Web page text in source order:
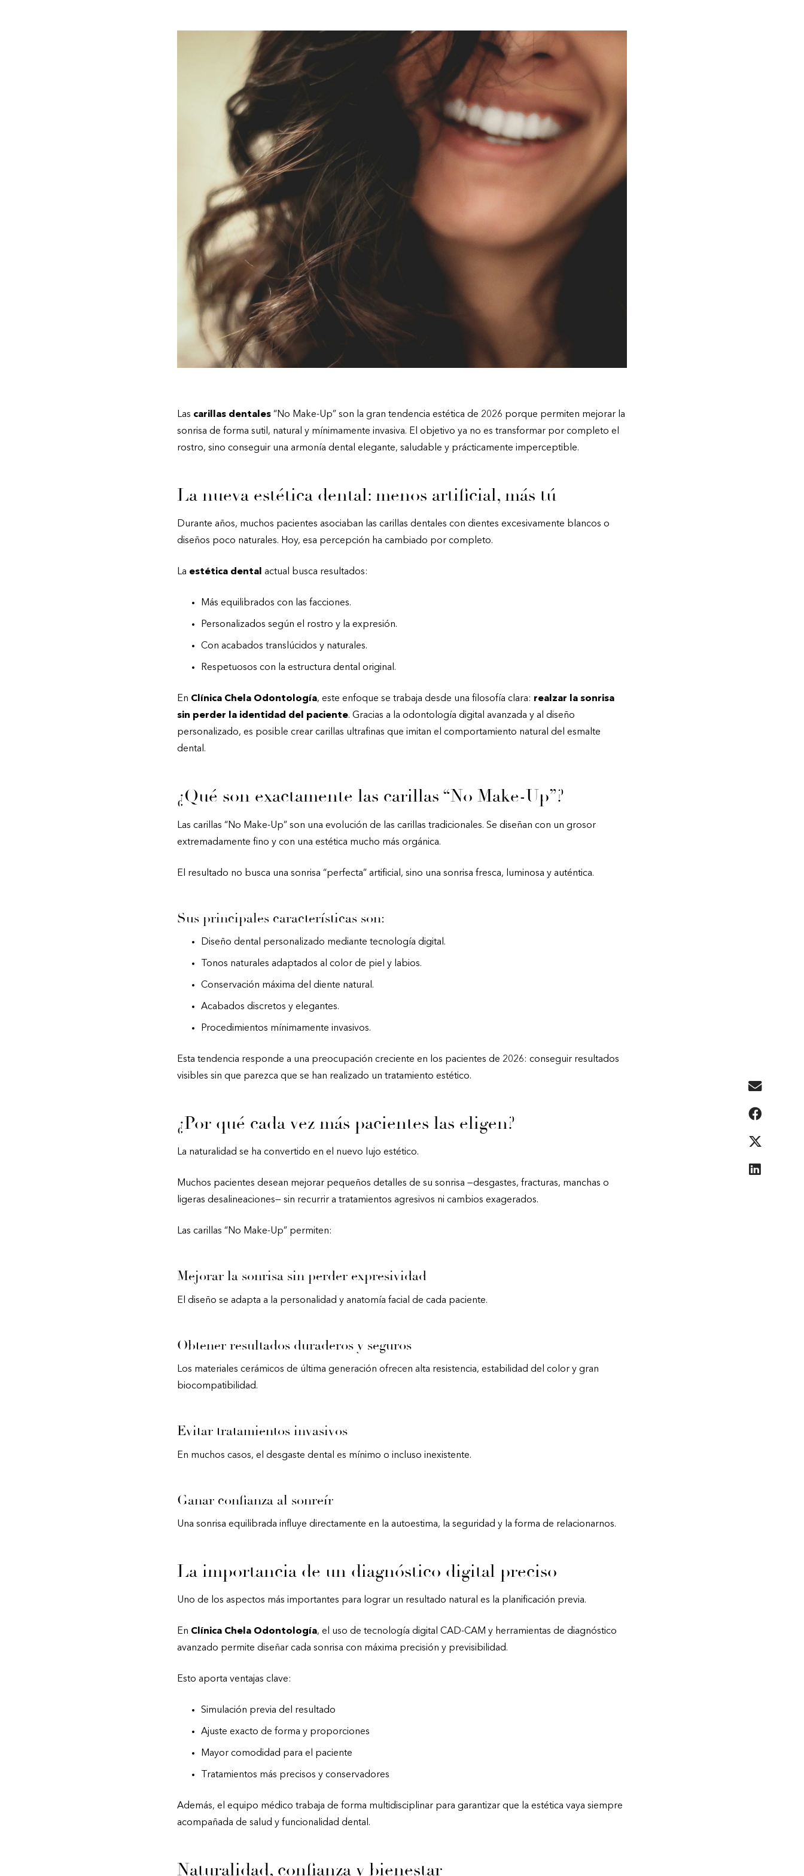
Las carillas dentales “No Make-Up” son la gran tendencia estética de 2026 porque permiten mejorar la
sonrisa de forma sutil, natural y mínimamente invasiva. El objetivo ya no es transformar por completo el
rostro, sino conseguir una armonía dental elegante, saludable y prácticamente imperceptible.
La nueva estética dental: menos artificial, más tú
Durante años, muchos pacientes asociaban las carillas dentales con dientes excesivamente blancos o
diseños poco naturales. Hoy, esa percepción ha cambiado por completo.
La estética dental actual busca resultados:
Más equilibrados con las facciones.
Personalizados según el rostro y la expresión.
Con acabados translúcidos y naturales.
Respetuosos con la estructura dental original.
En Clínica Chela Odontología, este enfoque se trabaja desde una filosofía clara: realzar la sonrisa
sin perder la identidad del paciente. Gracias a la odontología digital avanzada y al diseño
personalizado, es posible crear carillas ultrafinas que imitan el comportamiento natural del esmalte
dental.
¿Qué son exactamente las carillas “No Make-Up”?
Las carillas “No Make-Up” son una evolución de las carillas tradicionales. Se diseñan con un grosor
extremadamente fino y con una estética mucho más orgánica.
El resultado no busca una sonrisa “perfecta” artificial, sino una sonrisa fresca, luminosa y auténtica.
Sus principales características son:
Diseño dental personalizado mediante tecnología digital.
Tonos naturales adaptados al color de piel y labios.
Conservación máxima del diente natural.
Acabados discretos y elegantes.
Procedimientos mínimamente invasivos.
Esta tendencia responde a una preocupación creciente en los pacientes de 2026: conseguir resultados
visibles sin que parezca que se han realizado un tratamiento estético.
¿Por qué cada vez más pacientes las eligen?
La naturalidad se ha convertido en el nuevo lujo estético.
Muchos pacientes desean mejorar pequeños detalles de su sonrisa —desgastes, fracturas, manchas o
ligeras desalineaciones— sin recurrir a tratamientos agresivos ni cambios exagerados.
Las carillas “No Make-Up” permiten:
Mejorar la sonrisa sin perder expresividad
El diseño se adapta a la personalidad y anatomía facial de cada paciente.
Obtener resultados duraderos y seguros
Los materiales cerámicos de última generación ofrecen alta resistencia, estabilidad del color y gran
biocompatibilidad.
Evitar tratamientos invasivos
En muchos casos, el desgaste dental es mínimo o incluso inexistente.
Ganar confianza al sonreír
Una sonrisa equilibrada influye directamente en la autoestima, la seguridad y la forma de relacionarnos.
La importancia de un diagnóstico digital preciso
Uno de los aspectos más importantes para lograr un resultado natural es la planificación previa.
En Clínica Chela Odontología, el uso de tecnología digital CAD-CAM y herramientas de diagnóstico
avanzado permite diseñar cada sonrisa con máxima precisión y previsibilidad.
Esto aporta ventajas clave:
Simulación previa del resultado
Ajuste exacto de forma y proporciones
Mayor comodidad para el paciente
Tratamientos más precisos y conservadores
Además, el equipo médico trabaja de forma multidisciplinar para garantizar que la estética vaya siempre
acompañada de salud y funcionalidad dental.
Naturalidad, confianza y bienestar